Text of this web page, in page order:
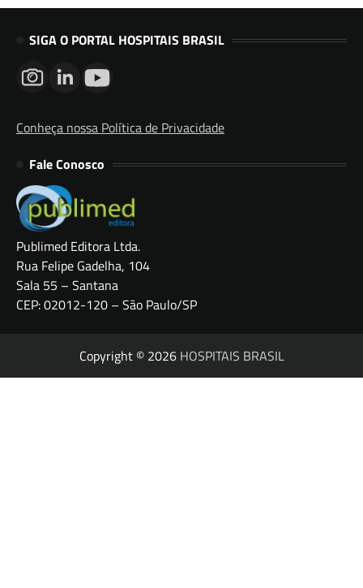
SIGA O PORTAL HOSPITAIS BRASIL
Conheça nossa Política de Privacidade
Fale Conosco
Publimed Editora Ltda.
Rua Felipe Gadelha, 104
Sala 55 – Santana
CEP: 02012-120 – São Paulo/SP
Copyright © 2026 HOSPITAIS BRASIL